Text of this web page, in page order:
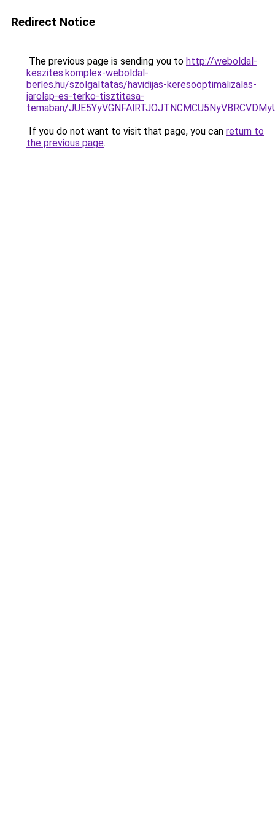
Redirect Notice
The previous page is sending you to http://weboldal-
keszites.komplex-weboldal-
berles.hu/szolgaltatas/havidijas-keresooptimalizalas-
jarolap-es-terko-tisztitasa-
temaban/
If you do not want to visit that page, you can return to
the previous page.